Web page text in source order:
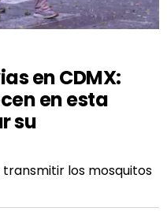
en CDMX:
en esta
su
los mosquitos